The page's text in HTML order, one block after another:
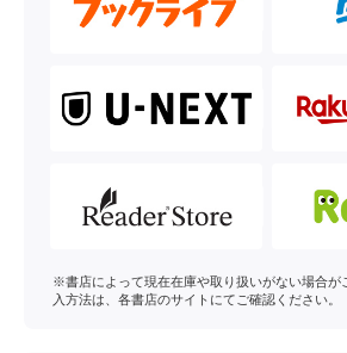
※書店によって現在在庫や取り扱いがない場合が
入方法は、各書店のサイトにてご確認ください。